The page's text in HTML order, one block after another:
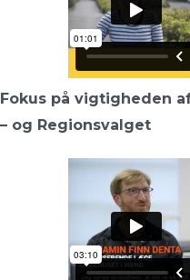
Fokus på vigtigheden
– og Regionsvalget